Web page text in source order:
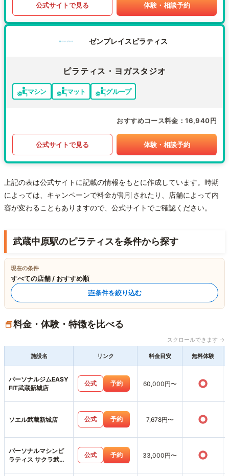
公式サイトで見る 体験・相談予約
ゼンプレイスピラティス
ピラティス・ヨガスタジオ
マシン マット グループ
おすすめコース料金 16,940円
公式サイトで見る 体験・相談予約
上記の表は公式サイトに記載の情報をもとに作成しています。時期
によっては、キャンペーンで料金が割引されたり、店舗によって内
容が変わることもありますので、公式サイトでご確認ください。
武蔵中原駅のピラティスを条件から探す
現在の条件
すべての店舗 / おすすめ順
条件を絞り込む
料金・体験・特徴を比べる
スクロールできます →
施設名 リンク 料金目安 無料体験
パーソナルジムEASY
FIT武蔵新城店
公式 予約 60,000円〜 ○
ソエル武蔵新城店 公式 予約 7,678円〜 ○
パーソナルマシンピ
ラティス サクラ武蔵
公式 予約 33,000円〜 ○